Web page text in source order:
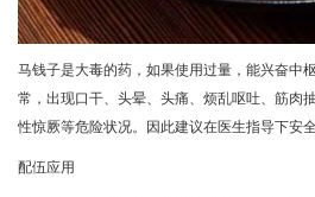
马钱子是大毒的药，如果使用过量，能兴奋中
常，出现口干、头晕、头痛、烦乱呕吐、筋肉
性惊厥等危险状况。因此建议在医生指导下安全
配伍应用